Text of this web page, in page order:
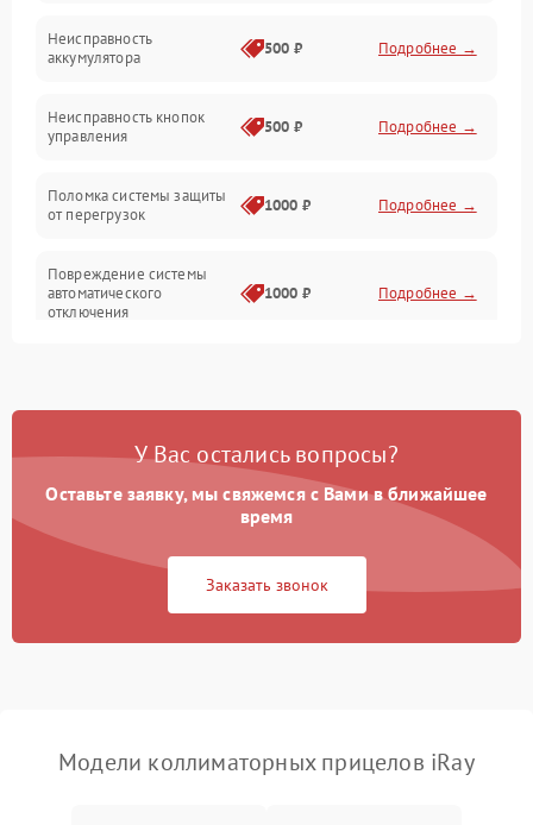
Прочие неисправности
Неисправность управления
Неисправность
аккумулятора
500 ₽ Подробнее →
Неисправность кнопок
управления
500 ₽ Подробнее →
Поломка системы защиты
от перегрузок
1000 ₽ Подробнее →
Повреждение системы
автоматического
отключения
1000 ₽ Подробнее →
замыкания
Повреждение системы
защиты от перегрева
1000 ₽
Неисправность системы
Неисправность системы
У Вас остались вопросы?
Оставьте заявку, мы свяжемся с Вами в ближайшее
время
Заказать звонок
Модели коллиматорных прицелов iRay